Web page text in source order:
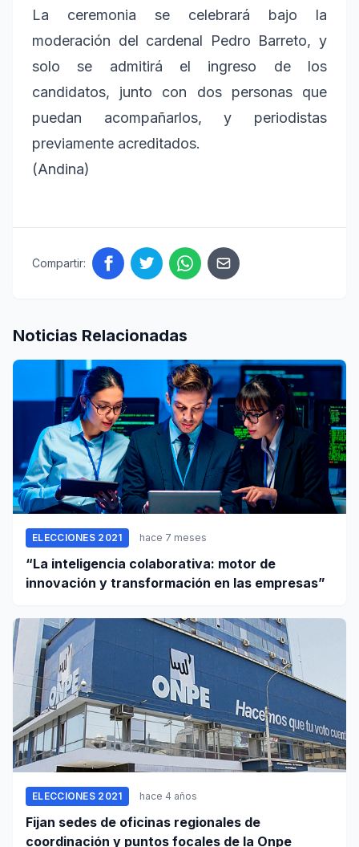
La ceremonia se celebrará bajo la
moderación del cardenal Pedro Barreto, y
solo se admitirá el ingreso de los
candidatos, junto con dos personas que
puedan acompañarlos, y periodistas
previamente acreditados.
(Andina)
Compartir:
Noticias Relacionadas
ELECCIONES 2021 hace 7 meses
“La inteligencia colaborativa: motor de
innovación y transformación en las empresas”
ELECCIONES 2021 hace 4 años
Fijan sedes de oficinas regionales de
coordinación y puntos focales de la Onpe